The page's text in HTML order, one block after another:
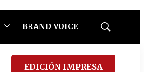
BRAND VOICE
Mostrar
EDICIÓN IMPRESA